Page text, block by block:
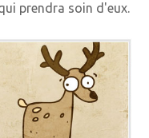
prendra soin d'eux.